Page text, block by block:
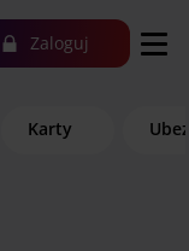
Zaloguj
Karty